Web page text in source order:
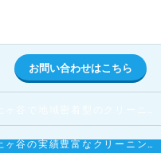
お問い合わせはこちら
保土ヶ谷の実績豊富なクリーニング屋